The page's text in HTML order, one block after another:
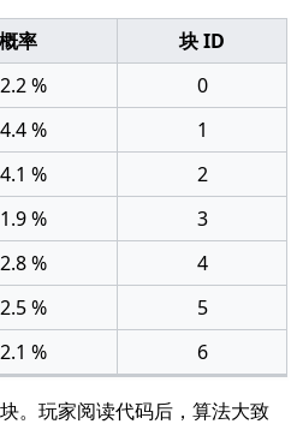
概率
块 ID
%
0
%
1
%
2
%
3
%
4
%
5
% 6
。玩家阅读代码后，算法大致